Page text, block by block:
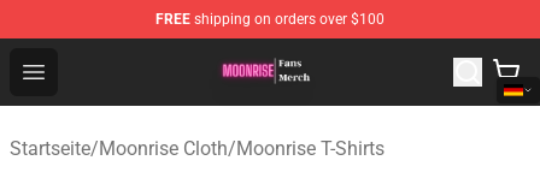
FREE shipping on orders over $100
Open menu
Moonrise Store - Official Moonrise Merchandise Shop
Startseite/Moonrise Cloth/Moonrise T-Shirts